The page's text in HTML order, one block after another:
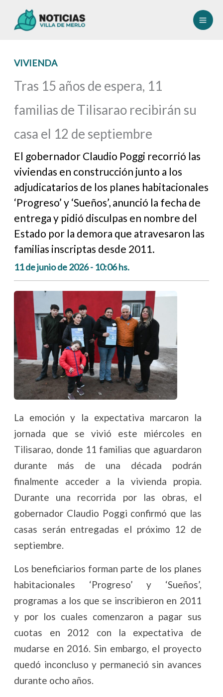
VIVIENDA
Tras 15 años de espera, 11
familias de Tilisarao recibirán su
casa el 12 de septiembre
El gobernador Claudio Poggi recorrió las
viviendas en construcción junto a los
adjudicatarios de los planes habitacionales
‘Progreso’ y ‘Sueños’, anunció la fecha de
entrega y pidió disculpas en nombre del
Estado por la demora que atravesaron las
familias inscriptas desde 2011.
11 de junio de 2026 - 10:06 hs.
La emoción y la expectativa marcaron la
jornada que se vivió este miércoles en
Tilisarao, donde 11 familias que aguardaron
durante más de una década podrán
finalmente acceder a la vivienda propia.
Durante una recorrida por las obras, el
gobernador Claudio Poggi confirmó que las
casas serán entregadas el próximo 12 de
septiembre.
Los beneficiarios forman parte de los planes
habitacionales ‘Progreso’ y ‘Sueños’,
programas a los que se inscribieron en 2011
y por los cuales comenzaron a pagar sus
cuotas en 2012 con la expectativa de
mudarse en 2016. Sin embargo, el proyecto
quedó inconcluso y permaneció sin avances
durante ocho años.